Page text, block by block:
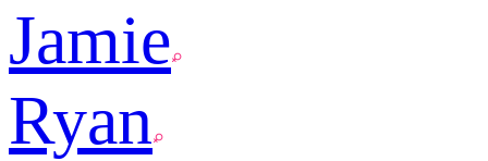
Jamie
Ryan